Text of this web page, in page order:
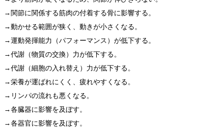
→関節に関係する筋肉の付着する骨に影響する。
→動かせる範囲が狭く、動きが小さくなる。
→運動発揮能力（パフォーマンス）が低下する。
→代謝（物質の交換）力が低下する。
→代謝（細胞の入れ替え）力が低下する。
→栄養が運ばれにくく、疲れやすくなる。
→リンパの流れも悪くなる。
→各臓器に影響を及ぼす。
→各器官に影響を及ぼす。